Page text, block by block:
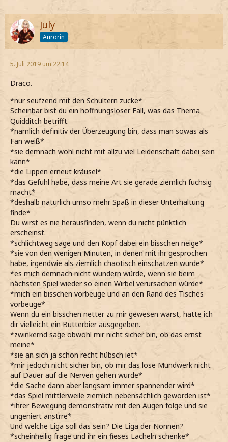
July
Aurorin
5. Juli 2019 um 22:14
Draco.
*nur seufzend mit den Schultern zucke*
Scheinbar bist du ein hoffnungsloser Fall, was das Thema
Quidditch betrifft.
*nämlich definitiv der Überzeugung bin, dass man sowas als
Fan weiß*
*sie demnach wohl nicht mit allzu viel Leidenschaft dabei sein
kann*
*die Lippen erneut kräusel*
*das Gefühl habe, dass meine Art sie gerade ziemlich fuchsig
macht*
*deshalb natürlich umso mehr Spaß in dieser Unterhaltung
finde*
Du wirst es nie herausfinden, wenn du nicht pünktlich
erscheinst.
*schlichtweg sage und den Kopf dabei ein bisschen neige*
*sie von den wenigen Minuten, in denen mit ihr gesprochen
habe, irgendwie als ziemlich chaotisch einschätzen würde*
*es mich demnach nicht wundern würde, wenn sie beim
nächsten Spiel wieder so einen Wirbel verursachen würde*
*mich ein bisschen vorbeuge und an den Rand des Tisches
vorbeuge*
Wenn du ein bisschen netter zu mir gewesen wärst, hätte ich
dir vielleicht ein Butterbier ausgegeben.
*zwinkernd sage obwohl mir nicht sicher bin, ob das ernst
meine*
*sie an sich ja schon recht hübsch iet*
*mir jedoch nicht sicher bin, ob mir das lose Mundwerk nicht
auf Dauer auf die Nerven gehen würde*
*die Sache dann aber langsam immer spannender wird*
*das Spiel mittlerweile ziemlich nebensächlich geworden ist*
*ihrer Bewegung demonstrativ mit den Augen folge und sie
ungeniert anstrre*
Und welche Liga soll das sein? Die Liga der Nonnen?
*scheinheilig frage und ihr ein fieses Lächeln schenke*